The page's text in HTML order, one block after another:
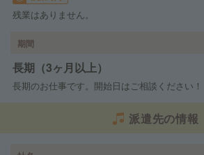
残業はありません。
期間
長期（3ヶ月以上）
長期のお仕事です。開始日はご相談くださ
派遣先の情報